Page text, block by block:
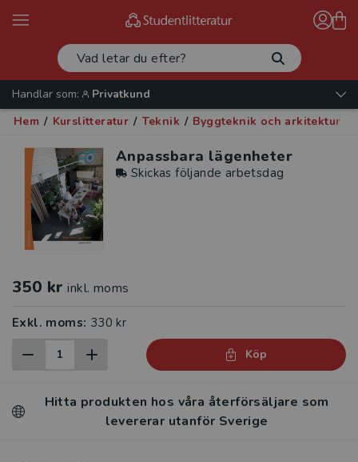
Handlar som:
Privatkund
Hem / Kurslitteratur / Teknik / Byggteknik och arkitektur
Anpassbara lägenheter
Skickas följande arbetsdag
350 kr inkl. moms
Exkl. moms: 330 kr
Köp
Hitta produkten hos våra återförsäljare som
levererar utanför Sverige